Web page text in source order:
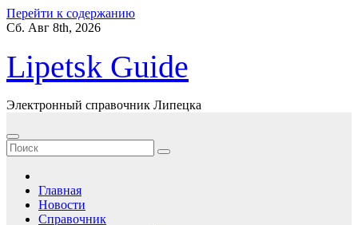
Перейти к содержанию
Сб. Авг 8th, 2026
Lipetsk Guide
Электронный справочник Липецка
Главная
Новости
Справочник